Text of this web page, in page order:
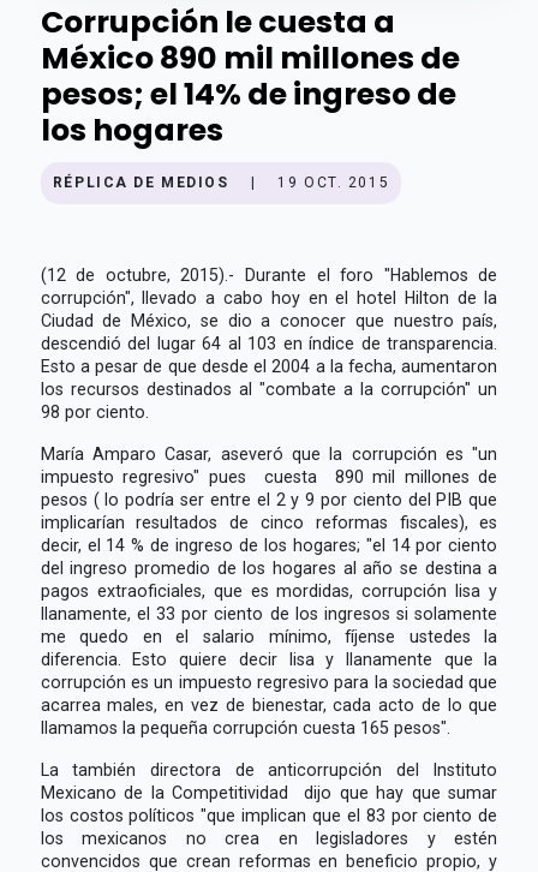
Corrupción le cuesta a
México 890 mil millones de
pesos; el 14% de ingreso de
los hogares
RÉPLICA DE MEDIOS 19 OCT. 2015
(12 de octubre, 2015).- Durante el foro "Hablemos de
corrupción", llevado a cabo hoy en el hotel Hilton de la
Ciudad de México, se dio a conocer que nuestro país,
descendió del lugar 64 al 103 en índice de transparencia.
Esto a pesar de que desde el 2004 a la fecha, aumentaron
los recursos destinados al "combate a la corrupción" un
98 por ciento.
María Amparo Casar, aseveró que la corrupción es "un
impuesto regresivo" pues cuesta 890 mil millones de
pesos ( lo podría ser entre el 2 y 9 por ciento del PIB que
implicarían resultados de cinco reformas fiscales), es
decir, el 14 % de ingreso de los hogares; "el 14 por ciento
del ingreso promedio de los hogares al año se destina a
pagos extraoficiales, que es mordidas, corrupción lisa y
llanamente, el 33 por ciento de los ingresos si solamente
me quedo en el salario mínimo, fíjense ustedes la
diferencia. Esto quiere decir lisa y llanamente que la
corrupción es un impuesto regresivo para la sociedad que
acarrea males, en vez de bienestar, cada acto de lo que
llamamos la pequeña corrupción cuesta 165 pesos".
La también directora de anticorrupción del Instituto
Mexicano de la Competitividad dijo que hay que sumar
los costos políticos "que implican que el 83 por ciento de
los mexicanos no crea en legisladores y estén
convencidos que crean reformas en beneficio propio, y